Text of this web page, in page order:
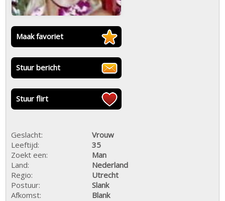
Maak favoriet
Stuur bericht
Stuur flirt
Geslacht:
Vrouw
Leeftijd:
35
Zoekt een:
Man
Land:
Nederland
Regio:
Utrecht
Postuur:
Slank
Afkomst:
Blank